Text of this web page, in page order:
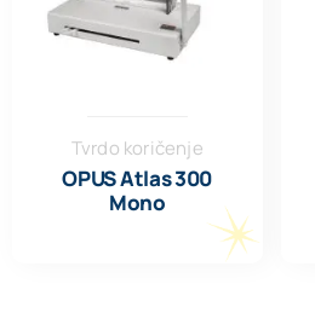
Tvrdo koričenje
OPUS Atlas 300
Mono